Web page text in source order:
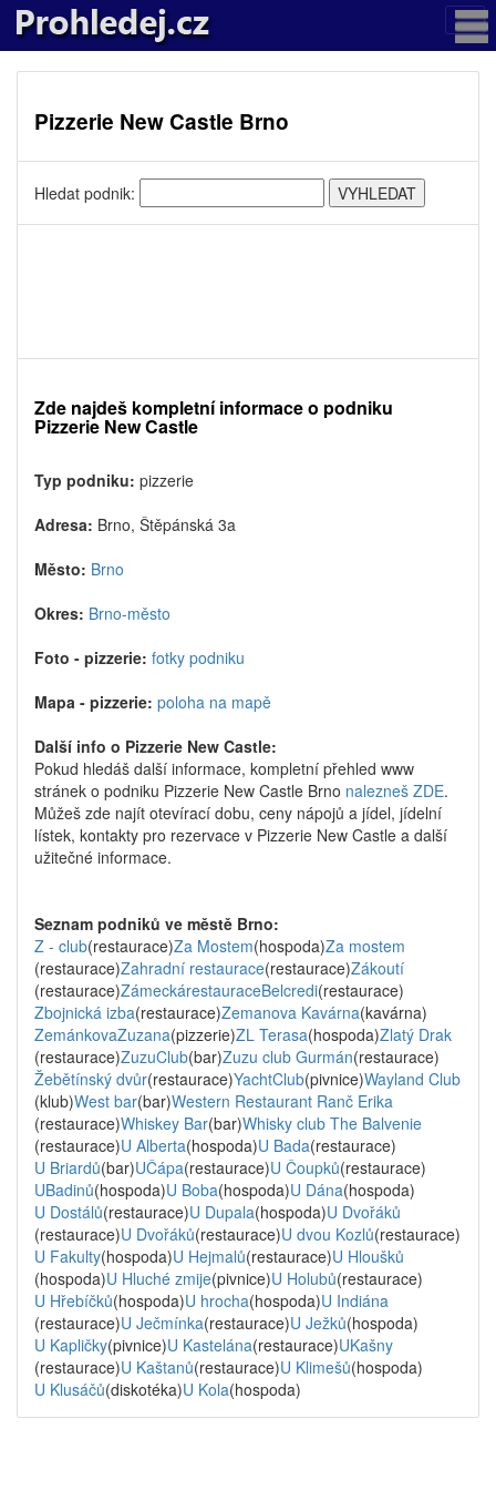
Pizzerie New Castle Brno
Hledat podnik:
Zde najdeš kompletní informace o podniku
Pizzerie New Castle
Typ podniku: pizzerie
Adresa: Brno, Štěpánská 3a
Město: Brno
Okres: Brno-město
Foto - pizzerie: fotky podniku
Mapa - pizzerie: poloha na mapě
Další info o Pizzerie New Castle:
Pokud hledáš další informace, kompletní přehled www
stránek o podniku Pizzerie New Castle Brno nalezneš ZDE.
Můžeš zde najít otevírací dobu, ceny nápojů a jídel, jídelní
lístek, kontakty pro rezervace v Pizzerie New Castle a další
užitečné informace.
Seznam podniků ve městě Brno:
Z - club(restaurace)Za Mostem(hospoda)Za mostem
(restaurace)Zahradní restaurace(restaurace)Zákoutí
(restaurace)ZámeckárestauraceBelcredi(restaurace)
Zbojnická izba(restaurace)Zemanova Kavárna(kavárna)
ZemánkovaZuzana(pizzerie)ZL Terasa(hospoda)Zlatý Drak
(restaurace)ZuzuClub(bar)Zuzu club Gurmán(restaurace)
Žebětínský dvůr(restaurace)YachtClub(pivnice)Wayland Club
(klub)West bar(bar)Western Restaurant Ranč Erika
(restaurace)Whiskey Bar(bar)Whisky club The Balvenie
(restaurace)U Alberta(hospoda)U Bada(restaurace)
U Briardů(bar)UČápa(restaurace)U Čoupků(restaurace)
UBadinů(hospoda)U Boba(hospoda)U Dána(hospoda)
U Dostálů(restaurace)U Dupala(hospoda)U Dvořáků
(restaurace)U Dvořáků(restaurace)U dvou Kozlů(restaurace)
U Fakulty(hospoda)U Hejmalů(restaurace)U Hloušků
(hospoda)U Hluché zmije(pivnice)U Holubů(restaurace)
U Hřebíčků(hospoda)U hrocha(hospoda)U Indiána
(restaurace)U Ječmínka(restaurace)U Ježků(hospoda)
U Kapličky(pivnice)U Kastelána(restaurace)UKašny
(restaurace)U Kaštanů(restaurace)U Klimešů(hospoda)
U Klusáčů(diskotéka)U Kola(hospoda)